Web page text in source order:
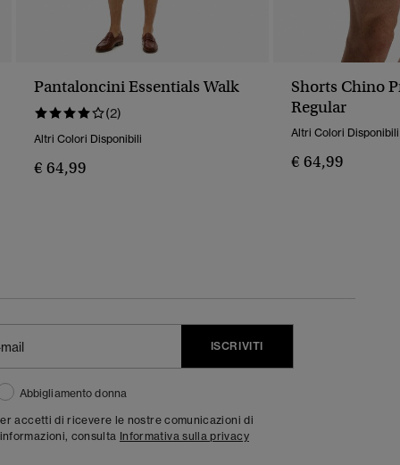
Pantaloncini Essentials Walk
(2)
Altri Colori Disponibili
€ 64,99
Shorts Chino
Regular
Altri Colori Disponibili
€ 64,99
ISCRIVITI
Abbigliamento donna
accetti di ricevere le nostre comunicazioni di
consulta Informativa sulla privacy